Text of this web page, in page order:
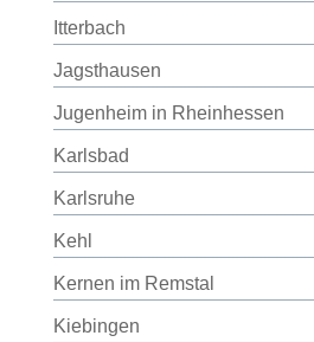
Itterbach
Jagsthausen
Jugenheim in Rheinhessen
Karlsbad
Karlsruhe
Kehl
Kernen im Remstal
Kiebingen